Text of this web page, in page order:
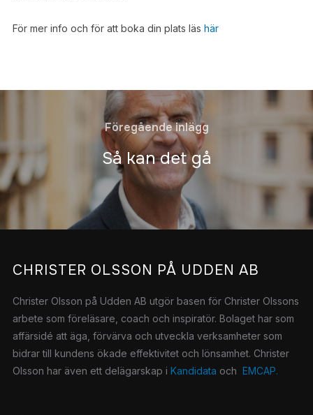
För mer info och för att boka din plats läs här
Föregående inlägg
Så kan det gå
CHRISTER OLSSON PÅ UDDEN AB
Christer Olsson på Udden AB utgör basen för Christer Olssons
arbete som föreläsare, coach och inspiratör. Bolaget har som
affärsidé att äga, förvärva och utveckla verksamheter som
bidrar till kundens ökade effektivitet och lönsamhet. Christer
Olsson har även ett delägarskap i Kandidata och EMCAP.